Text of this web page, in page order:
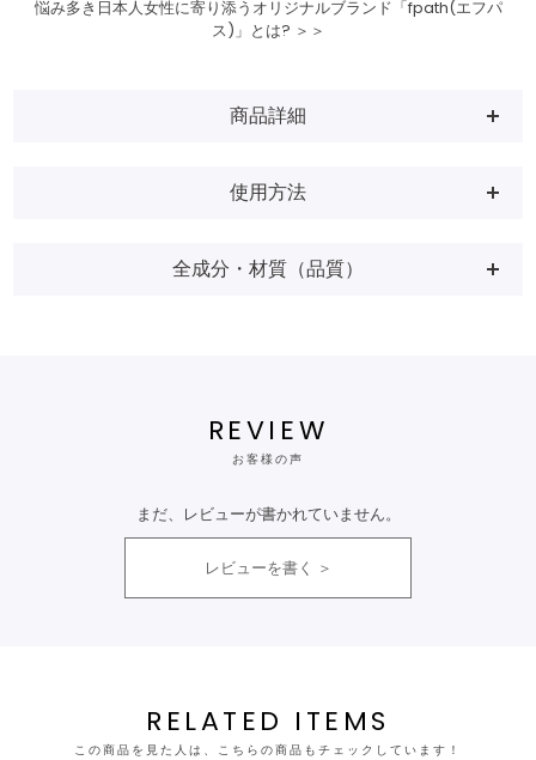
悩み多き日本人女性に寄り添うオリジナルブランド「fpath(エフパ
ス)」とは? ＞＞
商品詳細
使用方法
全成分・材質（品質）
REVIEW
お客様の声
まだ、レビューが書かれていません。
レビューを書く
RELATED ITEMS
この商品を見た人は、こちらの商品もチェックしています！